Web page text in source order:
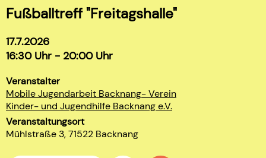
Fußballtreff "Freitagshalle"
17.7.2026
16:30 Uhr - 20:00 Uhr
Veranstalter
Mobile Jugendarbeit Backnang- Verein
Kinder- und Jugendhilfe Backnang e.V.
Veranstaltungsort
Mühlstraße 3, 71522 Backnang